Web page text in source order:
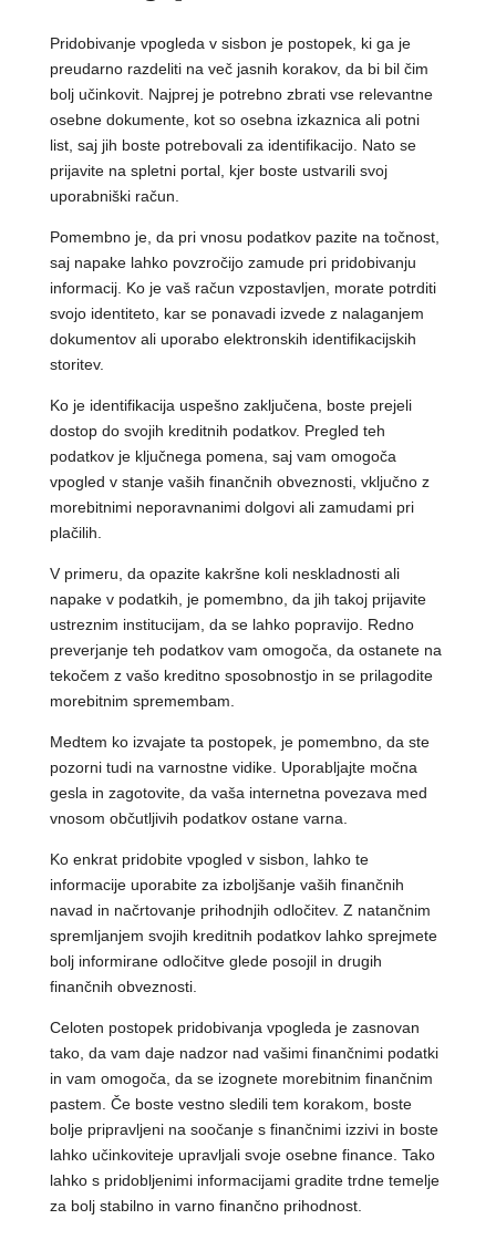
Pridobivanje vpogleda v sisbon je postopek, ki ga je
preudarno razdeliti na več jasnih korakov, da bi bil čim
bolj učinkovit. Najprej je potrebno zbrati vse relevantne
osebne dokumente, kot so osebna izkaznica ali potni
list, saj jih boste potrebovali za identifikacijo. Nato se
prijavite na spletni portal, kjer boste ustvarili svoj
uporabniški račun.
Pomembno je, da pri vnosu podatkov pazite na točnost,
saj napake lahko povzročijo zamude pri pridobivanju
informacij. Ko je vaš račun vzpostavljen, morate potrditi
svojo identiteto, kar se ponavadi izvede z nalaganjem
dokumentov ali uporabo elektronskih identifikacijskih
storitev.
Ko je identifikacija uspešno zaključena, boste prejeli
dostop do svojih kreditnih podatkov. Pregled teh
podatkov je ključnega pomena, saj vam omogoča
vpogled v stanje vaših finančnih obveznosti, vključno z
morebitnimi neporavnanimi dolgovi ali zamudami pri
plačilih.
V primeru, da opazite kakršne koli neskladnosti ali
napake v podatkih, je pomembno, da jih takoj prijavite
ustreznim institucijam, da se lahko popravijo. Redno
preverjanje teh podatkov vam omogoča, da ostanete na
tekočem z vašo kreditno sposobnostjo in se prilagodite
morebitnim spremembam.
Medtem ko izvajate ta postopek, je pomembno, da ste
pozorni tudi na varnostne vidike. Uporabljajte močna
gesla in zagotovite, da vaša internetna povezava med
vnosom občutljivih podatkov ostane varna.
Ko enkrat pridobite vpogled v sisbon, lahko te
informacije uporabite za izboljšanje vaših finančnih
navad in načrtovanje prihodnjih odločitev. Z natančnim
spremljanjem svojih kreditnih podatkov lahko sprejmete
bolj informirane odločitve glede posojil in drugih
finančnih obveznosti.
Celoten postopek pridobivanja vpogleda je zasnovan
tako, da vam daje nadzor nad vašimi finančnimi podatki
in vam omogoča, da se izognete morebitnim finančnim
pastem. Če boste vestno sledili tem korakom, boste
bolje pripravljeni na soočanje s finančnimi izzivi in boste
lahko učinkoviteje upravljali svoje osebne finance. Tako
lahko s pridobljenimi informacijami gradite trdne temelje
za bolj stabilno in varno finančno prihodnost.